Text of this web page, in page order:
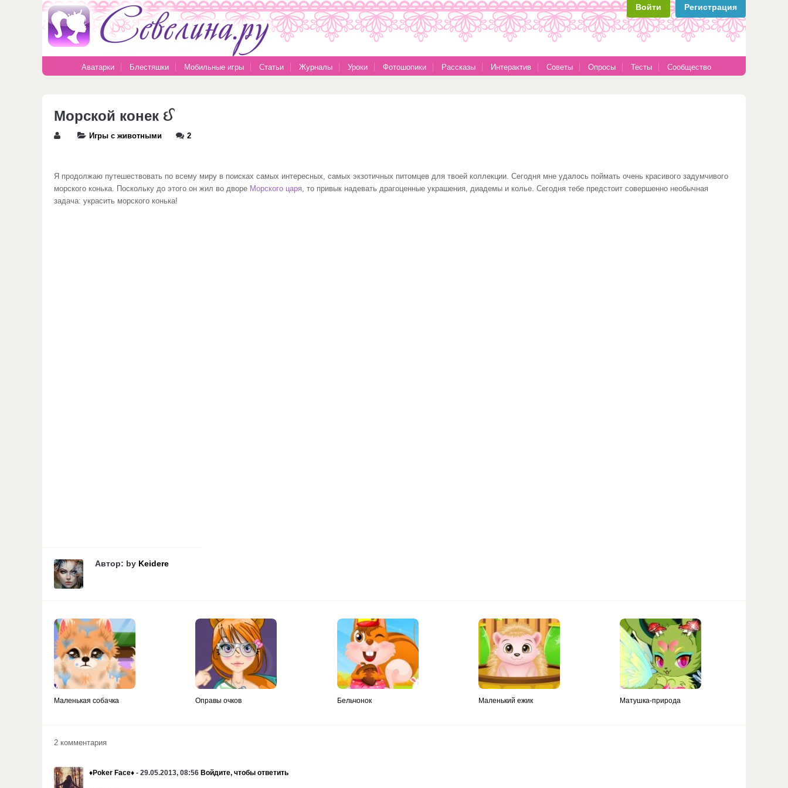
Войти Регистрация
Аватарки Блестяшки Мобильные игры Статьи Журналы Уроки Фотошопики Рассказы Интерактив Советы Опросы Тесты Сообщество
Морской конек ઈ
Игры с животными 2
Я продолжаю путешествовать по всему миру в поисках самых интересных, самых экзотичных питомцев для твоей коллекции. Сегодня мне удалось поймать очень красивого задумчивого
морского конька. Поскольку до этого он жил во дворе Морского царя, то привык надевать драгоценные украшения, диадемы и колье. Сегодня тебе предстоит совершенно необычная
задача: украсить морского конька!
Автор: by Keidere
Маленькая собачка Оправы очков Бельчонок Маленький ежик Матушка-природа
2 комментария
♦Poker Face♦ - 29.05.2013, 08:56 Войдите, чтобы ответить